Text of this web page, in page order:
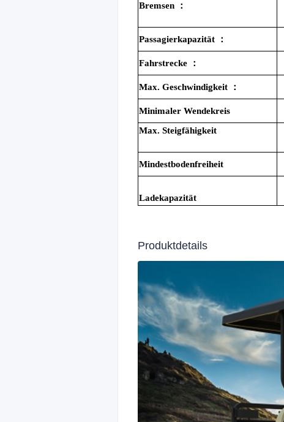
Bremsen ：
Passagierkapazität ：
Fahrstrecke ：
Max. Geschwindigkeit ：
Minimaler Wendekreis
Max. Steigfähigkeit
Mindestbodenfreiheit
Ladekapazität
Produktdetails